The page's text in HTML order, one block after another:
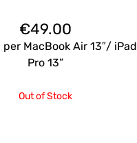
€49.00
MacBook Air 13″/ iPad
Pro 13”
Out of Stock